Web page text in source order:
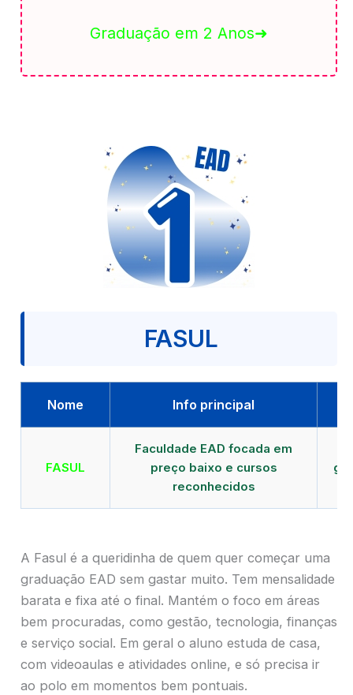
Graduação em 2 Anos➜
FASUL
Nome Info principal
FASUL
Faculdade EAD focada em
preço baixo e cursos
reconhecidos
A Fasul é a queridinha de quem quer começar uma
graduação EAD sem gastar muito. Tem mensalidade
barata e fixa até o final. Mantém o foco em áreas
bem procuradas, como gestão, tecnologia, finanças
e serviço social. Em geral o aluno estuda de casa,
com videoaulas e atividades online, e só precisa ir
ao polo em momentos bem pontuais.